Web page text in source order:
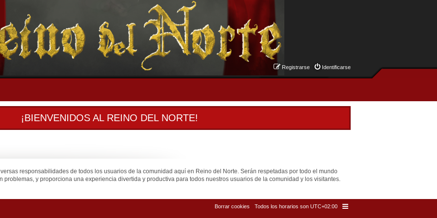
Identificarse
Registrarse
¡BIENVENIDOS AL REINO DEL NORTE!
responsabilidades de todos los usuarios de la comunidad aquí en Reino del Norte. Serán respetadas por todo el mundo
problemas, y proporciona una experiencia divertida y productiva para todos nuestros usuarios de la comunidad y los visitantes.
Todos los horarios son UTC+02:00
Borrar cookies